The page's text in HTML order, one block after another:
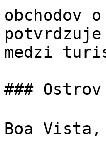
obchodov
medzi
###
Boa Vista,